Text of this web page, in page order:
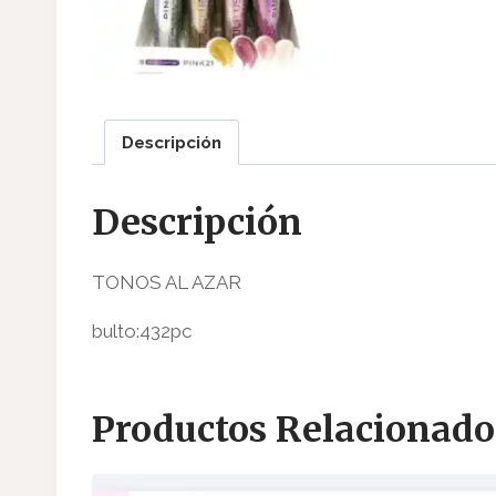
Descripción
Descripción
TONOS AL AZAR
bulto:432pc
Productos